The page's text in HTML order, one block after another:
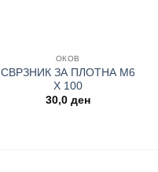
ОКОВ
СВРЗНИК ЗА ПЛОТНА М6
Х 100
30,0 ден